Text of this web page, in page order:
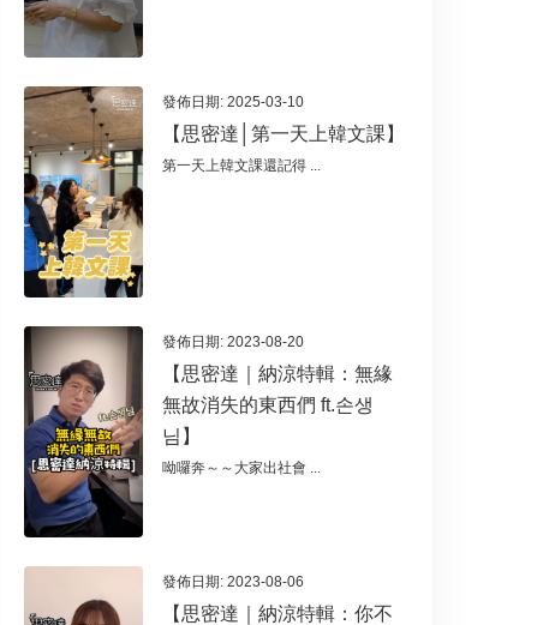
發佈日期: 2025-03-10
【思密達│第一天上韓文課】
第一天上韓文課還記得 ...
發佈日期: 2023-08-20
【思密達｜納涼特輯：無緣
無故消失的東西們 ft.손생
님】
呦囉奔～～大家出社會 ...
發佈日期: 2023-08-06
【思密達｜納涼特輯：你不